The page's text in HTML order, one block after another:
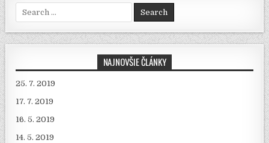
Search for:
NAJNOVŠIE ČLÁNKY
25. 7. 2019
17. 7. 2019
16. 5. 2019
14. 5. 2019